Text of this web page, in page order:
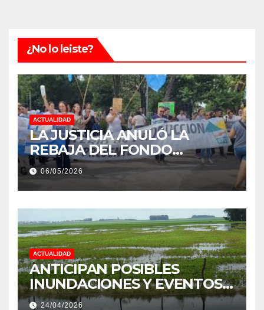
¿No lo leiste?
ACTUALIDAD
LA JUSTICIA ANULÓ LA
REBAJA DEL FONDO
ESTÍMULO A EMPLEADOS DE
PRODUCCIÓN DE LA
PROVINCIA DEL CHACO
06/05/2026
ACTUALIDAD
ANTICIPAN POSIBLES
INUNDACIONES Y EVENTOS
EXTREMOS: “PODRÍA SER UN
24/04/2026